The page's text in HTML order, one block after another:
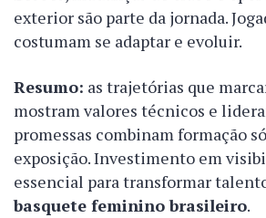
exterior são parte da jornada.
costumam se adaptar e evoluir.
Resumo: as trajetórias que
mostram valores técnicos e
promessas combinam formação
exposição. Investimento em
essencial para transformar
basquete feminino brasileiro.